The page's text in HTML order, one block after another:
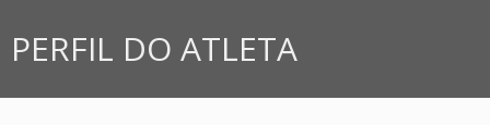
PERFIL DO ATLETA